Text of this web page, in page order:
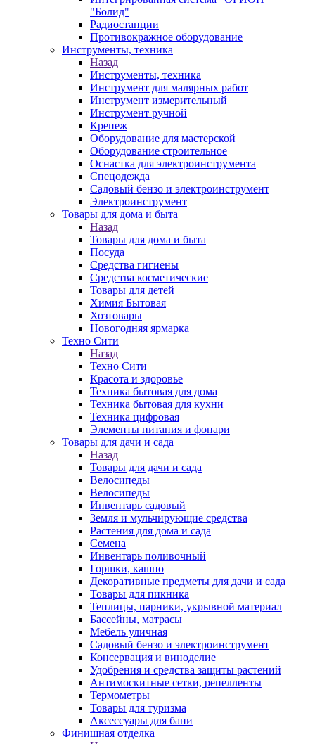
"Болид"
Радиостанции
Противокражное оборудование
Инструменты, техника
Назад
Инструменты, техника
Инструмент для малярных работ
Инструмент измерительный
Инструмент ручной
Крепеж
Оборудование для мастерской
Оборудование строительное
Оснастка для электроинструмента
Спецодежда
Садовый бензо и электроинструмент
Электроинструмент
Товары для дома и быта
Назад
Товары для дома и быта
Посуда
Средства гигиены
Средства косметические
Товары для детей
Химия Бытовая
Хозтовары
Новогодняя ярмарка
Техно Сити
Назад
Техно Сити
Красота и здоровье
Техника бытовая для дома
Техника бытовая для кухни
Техника цифровая
Элементы питания и фонари
Товары для дачи и сада
Назад
Товары для дачи и сада
Велосипеды
Велосипеды
Инвентарь садовый
Земля и мульчирующие средства
Растения для дома и сада
Семена
Инвентарь поливочный
Горшки, кашпо
Декоративные предметы для дачи и сада
Товары для пикника
Теплицы, парники, укрывной материал
Бассейны, матрасы
Мебель уличная
Садовый бензо и электроинструмент
Консервация и виноделие
Удобрения и средства защиты растений
Антимоскитные сетки, репелленты
Термометры
Товары для туризма
Аксессуары для бани
Финишная отделка